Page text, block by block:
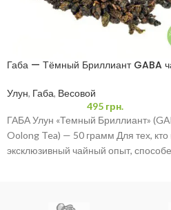
Габа — Тёмный Бриллиант GABA
Улун, Габа, Весовой
495 грн.
ГАБА Улун «Темный Бриллиант»
Oolong Tea) — 50 грамм Для тех,
эксклюзивный чайный опыт,